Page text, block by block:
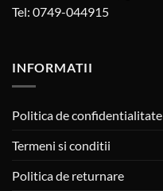
Tel: 0749-044915
INFORMATII
Politica de confidentialitate
Termeni si conditii
Politica de returnare